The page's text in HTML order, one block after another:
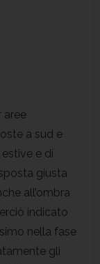
aree
a sud e
e di
giusta
all’ombra
indicato
nella fase
gli